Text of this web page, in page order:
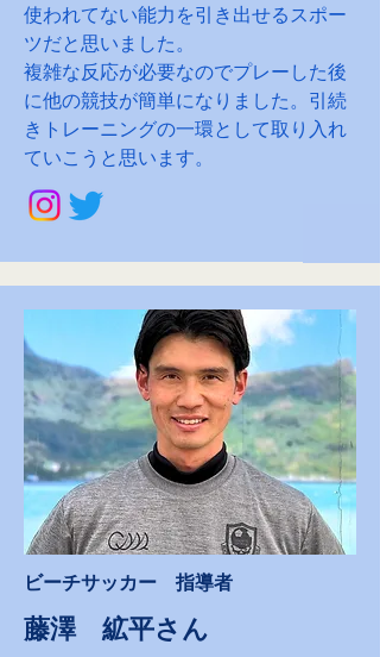
使われてない能力を引き出せるスポー
ツだと思いました。
複雑な反応が必要なのでプレーした後
に他の競技が簡単になりました。引続
きトレーニングの一環として取り入れ
ていこうと思います。
​ビーチサッカー 指導者
​藤澤 絋平さん